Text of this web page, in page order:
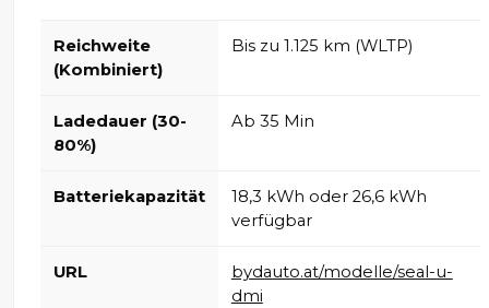
Reichweite
(Kombiniert)
Bis zu 1.125 km (WLTP)
Ladedauer (30-
80%)
Ab 35 Min
Batteriekapazität
18,3 kWh oder 26,6 kWh
verfügbar
URL
bydauto.at/modelle/seal-u-
dmi